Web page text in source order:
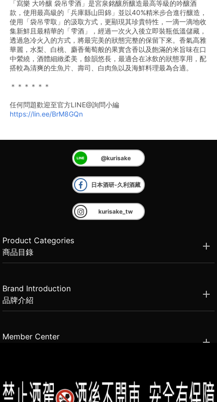
「寫樂 大吟釀 袋吊雫酒」是宮泉銘釀所釀造最高等級的吟釀酒
款，使用最高級的「兵庫縣山田錦」並以40%精米步合進行釀造，
使用「袋吊雫取」的汲取方式，更顯現其珍貴特性，一滴一滴地收
集新鮮且最精華的「雫酒」，經過一次火入後立即裝瓶低溫儲藏，
透過急冷火入的方式，將最完美的狀態完整的保留下來。香氣高雅
華麗，水梨、白桃、麝香葡萄般的果實含香以及飽滿的米旨味在口
中縈繞，酒體細緻柔美，餘韻悠長，最適合在冰飲的狀態享用，配
搭較為清爽的生魚片、壽司、白肉魚以及海鮮料理最為合適。
＊＊＊＊＊＊
任何問題歡迎至官方LINE@詢問小編
https://lin.ee/BrM8GQn
@kurisake
日本酒研-久利酒藏
kurisake_tw
Product Categories
商品目錄
Brand Introduction
品牌介紹
Member Center
2021思橙國際有限公司 版權所有 禁止轉貼節錄 All rights reserved.